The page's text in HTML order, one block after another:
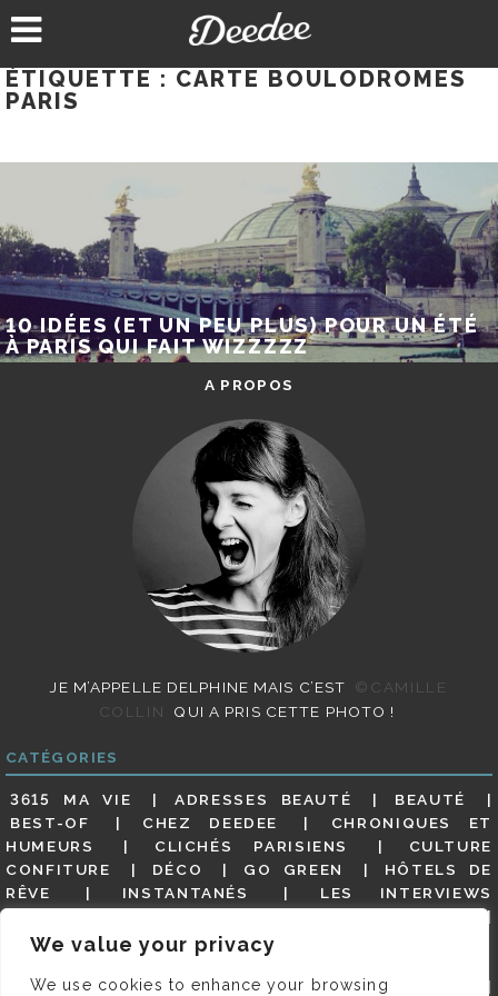
We value your privacy
We use cookies to enhance your browsing
au
ÉTIQUETTE : CARTE BOULODROMES
PARIS
10 IDÉES (ET UN PEU PLUS) POUR UN ÉTÉ
À PARIS QUI FAIT WIZZZZZ
A PROPOS
JE M’APPELLE DELPHINE MAIS C’EST
©CAMILLE
COLLIN
QUI A PRIS CETTE PHOTO !
CATÉGORIES
3615 MA VIE ADRESSES BEAUTÉ
BEAUTÉ
BEST-OF
CHEZ DEEDEE
CHRONIQUES ET
HUMEURS
CLICHÉS PARISIENS
CULTURE
CONFITURE
DÉCO GO GREEN
HÔTELS DE
RÊVE
INSTANTANÉS
LES INTERVIEWS
MES ADRESSES
MODE NON CLASSÉ
GUIDE
PARIS EN PHOTOS RESTAURANTS